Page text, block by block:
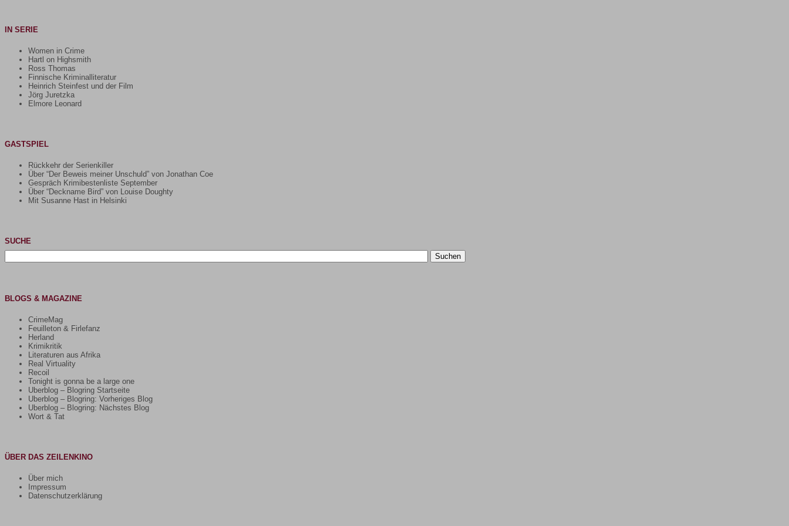
IN SERIE
Women in Crime
Hartl on Highsmith
Ross Thomas
Finnische Kriminalliteratur
Heinrich Steinfest und der Film
Jörg Juretzka
Elmore Leonard
GASTSPIEL
Rückkehr der Serienkiller
Über “Der Beweis meiner Unschuld” von Jonathan Coe
Gespräch Krimibestenliste September
Über “Deckname Bird” von Louise Doughty
Mit Susanne Hast in Helsinki
SUCHE
Suchen
nach:
BLOGS & MAGAZINE
CrimeMag
Feuilleton & Firlefanz
Herland
Krimikritik
Literaturen aus Afrika
Real Virtuality
Recoil
Tonight is gonna be a large one
Uberblog – Blogring Startseite
Uberblog – Blogring: Vorheriges Blog
Uberblog – Blogring: Nächstes Blog
Wort & Tat
ÜBER DAS ZEILENKINO
Über mich
Impressum
Datenschutzerklärung